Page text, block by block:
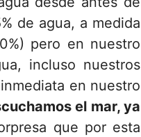
de agua, a medida
pero en nuestro
incluso nuestros
en nuestro
el mar, ya
que por esta